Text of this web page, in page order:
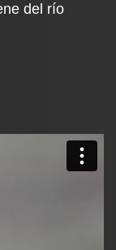
del río